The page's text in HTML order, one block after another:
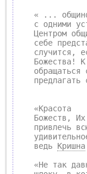
« ...
с одними
Центром
себе
случится,
Божества!
предлагать
«Красота
Божеств,
привлечь
ведь Кришна
«Не так